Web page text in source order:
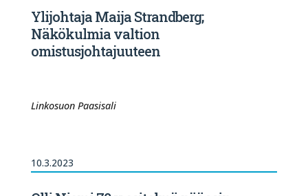
Ylijohtaja Maija Strandberg;
Näkökulmia valtion
omistusjohtajuuteen
Linkosuon Paasisali
10.3.2023